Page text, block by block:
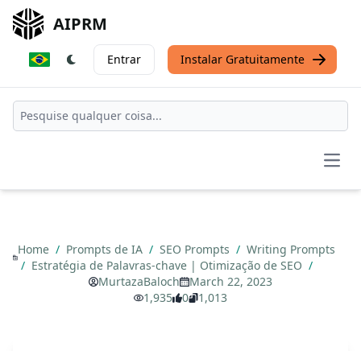
AIPRM
Entrar Instalar Gratuitamente
Home / Prompts de IA / SEO Prompts / Writing Prompts
/ Estratégia de Palavras-chave | Otimização de SEO /
MurtazaBaloch
March 22, 2023
1,935
0 1,013